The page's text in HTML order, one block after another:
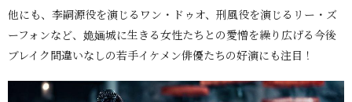
他にも、李嗣源役を演じるワン・ドゥオ、刑風役を演じるリー・ズ
ーフォンなど、姽婳城に生きる女性たちとの愛憎を繰り広げる今後
ブレイク間違いなしの若手イケメン俳優たちの好演にも注目！